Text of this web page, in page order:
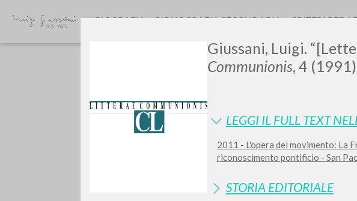
Giussani, Luigi.
Communionis, 4
LEGGI IL FULL TEXT
2011 - L'opera del movimento: La
riconoscimento pontificio - San
STORIA EDITORIALE
BIOGRAFIA BIBLIOGRAFIA SECONDARIA CRITERI
Vuoi risultati ancora